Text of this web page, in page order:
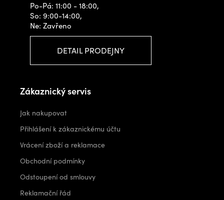
Po-Pá: 11:00 - 18:00,
So: 9:00-14:00,
Ne: Zavřeno
DETAIL PRODEJNY
Zákaznický servis
Jak nakupovat
Přihlášení k zákaznickému účtu
Vrácení zboží a reklamace
Obchodní podmínky
Odstoupení od smlouvy
Reklamační řád